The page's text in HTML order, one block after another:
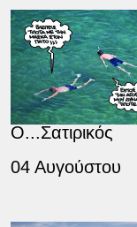
Ο...Σατιρικός
04 Αυγούστου